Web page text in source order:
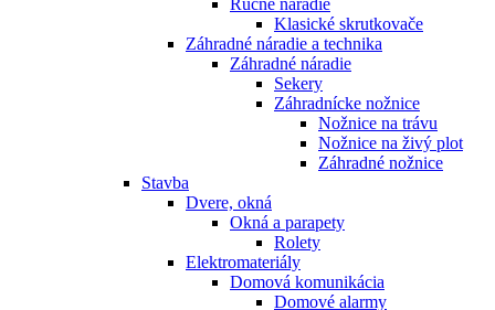
Ručné náradie
Klasické skrutkovače
Záhradné náradie a technika
Záhradné náradie
Sekery
Záhradnícke nožnice
Nožnice na trávu
Nožnice na živý plot
Záhradné nožnice
Stavba
Dvere, okná
Okná a parapety
Rolety
Elektromateriály
Domová komunikácia
Domové alarmy